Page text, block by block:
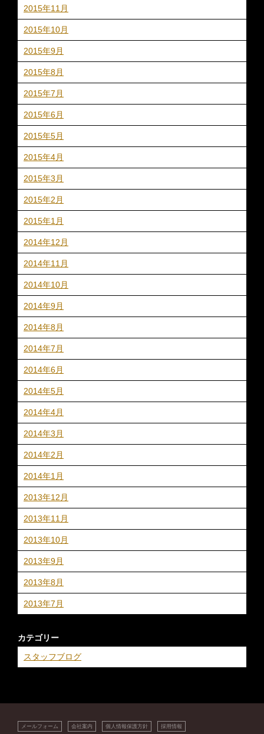
2015年11月
2015年10月
2015年9月
2015年8月
2015年7月
2015年6月
2015年5月
2015年4月
2015年3月
2015年2月
2015年1月
2014年12月
2014年11月
2014年10月
2014年9月
2014年8月
2014年7月
2014年6月
2014年5月
2014年4月
2014年3月
2014年2月
2014年1月
2013年12月
2013年11月
2013年10月
2013年9月
2013年8月
2013年7月
カテゴリー
スタッフブログ
メールフォーム 会社案内 個人情報保護方針 採用情報